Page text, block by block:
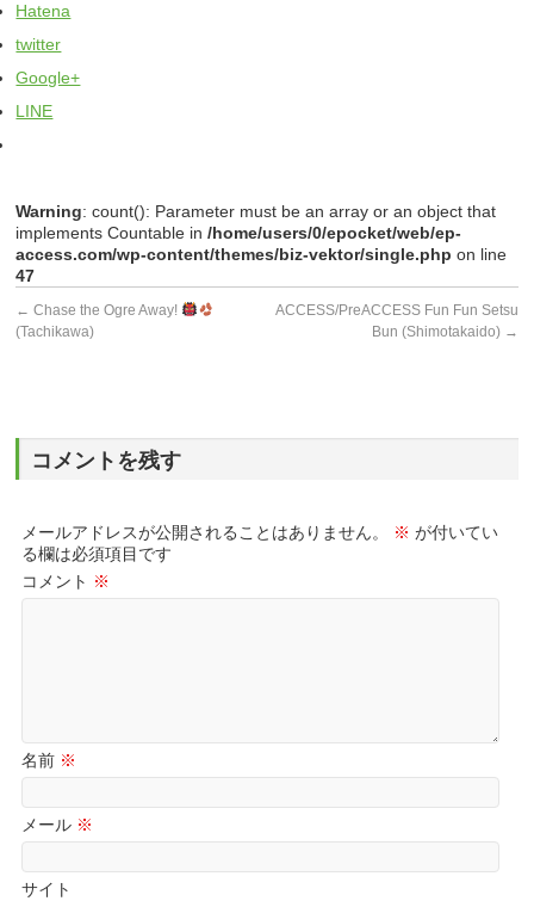
Hatena
twitter
Google+
LINE
Warning: count(): Parameter must be an array or an object that
implements Countable in/home/users/0/epocket/web/ep-
access.com/wp-content/themes/biz-vektor/single.php on line
47
← Chase the Ogre Away!
(Tachikawa)
ACCESS/PreACCESS Fun Fun Setsu
Bun (Shimotakaido) →
コメントを残す
メールアドレスが公開されることはありません。 ※ が付いてい
る欄は必須項目です
コメント ※
名前 ※
メール ※
サイト